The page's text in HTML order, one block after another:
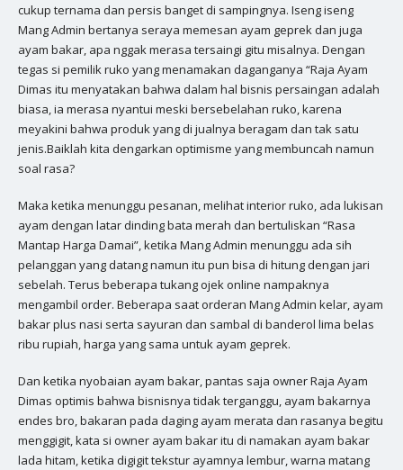
cukup ternama dan persis banget di sampingnya. Iseng iseng
Mang Admin bertanya seraya memesan ayam geprek dan juga
ayam bakar, apa nggak merasa tersaingi gitu misalnya. Dengan
tegas si pemilik ruko yang menamakan daganganya “Raja Ayam
Dimas itu menyatakan bahwa dalam hal bisnis persaingan adalah
biasa, ia merasa nyantui meski bersebelahan ruko, karena
meyakini bahwa produk yang di jualnya beragam dan tak satu
jenis.Baiklah kita dengarkan optimisme yang membuncah namun
soal rasa?
Maka ketika menunggu pesanan, melihat interior ruko, ada lukisan
ayam dengan latar dinding bata merah dan bertuliskan “Rasa
Mantap Harga Damai”, ketika Mang Admin menunggu ada sih
pelanggan yang datang namun itu pun bisa di hitung dengan jari
sebelah. Terus beberapa tukang ojek online nampaknya
mengambil order. Beberapa saat orderan Mang Admin kelar, ayam
bakar plus nasi serta sayuran dan sambal di banderol lima belas
ribu rupiah, harga yang sama untuk ayam geprek.
Dan ketika nyobaian ayam bakar, pantas saja owner Raja Ayam
Dimas optimis bahwa bisnisnya tidak terganggu, ayam bakarnya
endes bro, bakaran pada daging ayam merata dan rasanya begitu
menggigit, kata si owner ayam bakar itu di namakan ayam bakar
lada hitam, ketika digigit tekstur ayamnya lembur, warna matang